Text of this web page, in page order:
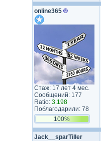
online365 ®
Стаж: 17 лет 4 мес.
Сообщений: 177
Ratio: 3.198
Поблагодарили: 78
100%
Jack__spa​rTiller​